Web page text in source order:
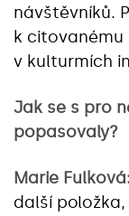
návštěvníků.
k
v kulturmích
Jak se s pro
popasovaly?
Marie
další